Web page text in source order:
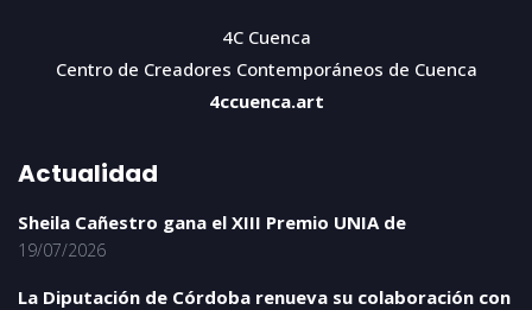
4C Cuenca
Centro de Creadores Contemporáneos de Cuenca
4ccuenca.art
Actualidad
Sheila Cañestro gana el XIII Premio UNIA de
19/07/2026
La Diputación de Córdoba renueva su colaboración con